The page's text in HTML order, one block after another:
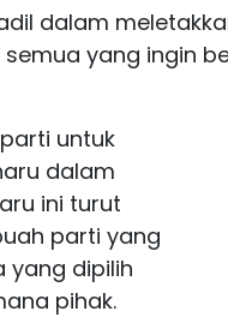
dalam
yang ingin
untuk
dalam
ini turut
parti yang
yang dipilih
pihak.